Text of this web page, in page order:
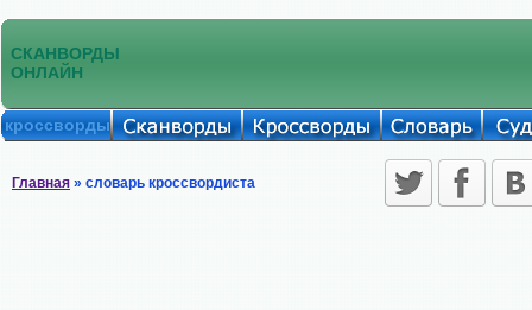
СКАНВОРДЫ
ОНЛАЙН
кроссворды
Главная » словарь кроссвордиста